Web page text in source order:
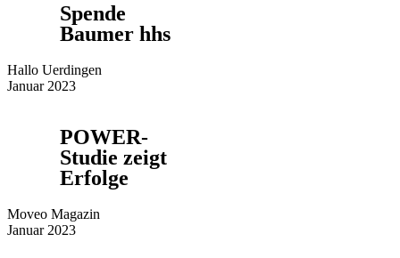
Spende
Baumer hhs
Hallo Uerdingen
Januar 2023
POWER-
Studie zeigt
Erfolge
Moveo Magazin
Januar 2023